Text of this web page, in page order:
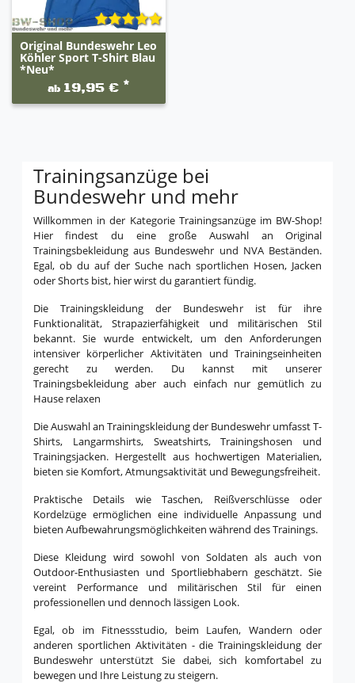
Original Bundeswehr Leo
Köhler Sport T-Shirt Blau
*Neu*
ab 19,95 € *
Trainingsanzüge bei
Bundeswehr und mehr
Willkommen in der Kategorie Trainingsanzüge im BW-Shop!
Hier findest du eine große Auswahl an Original
Trainingsbekleidung aus Bundeswehr und NVA Beständen.
Egal, ob du auf der Suche nach sportlichen Hosen, Jacken
oder Shorts bist, hier wirst du garantiert fündig.
Die Trainingskleidung der Bundeswehr ist für ihre
Funktionalität, Strapazierfähigkeit und militärischen Stil
bekannt. Sie wurde entwickelt, um den Anforderungen
intensiver körperlicher Aktivitäten und Trainingseinheiten
gerecht zu werden. Du kannst mit unserer
Trainingsbekleidung aber auch einfach nur gemütlich zu
Hause relaxen
Die Auswahl an Trainingskleidung der Bundeswehr umfasst T-
Shirts, Langarmshirts, Sweatshirts, Trainingshosen und
Trainingsjacken. Hergestellt aus hochwertigen Materialien,
bieten sie Komfort, Atmungsaktivität und Bewegungsfreiheit.
Praktische Details wie Taschen, Reißverschlüsse oder
Kordelzüge ermöglichen eine individuelle Anpassung und
bieten Aufbewahrungsmöglichkeiten während des Trainings.
Diese Kleidung wird sowohl von Soldaten als auch von
Outdoor-Enthusiasten und Sportliebhabern geschätzt. Sie
vereint Performance und militärischen Stil für einen
professionellen und dennoch lässigen Look.
Egal, ob im Fitnessstudio, beim Laufen, Wandern oder
anderen sportlichen Aktivitäten - die Trainingskleidung der
Bundeswehr unterstützt Sie dabei, sich komfortabel zu
bewegen und Ihre Leistung zu steigern.